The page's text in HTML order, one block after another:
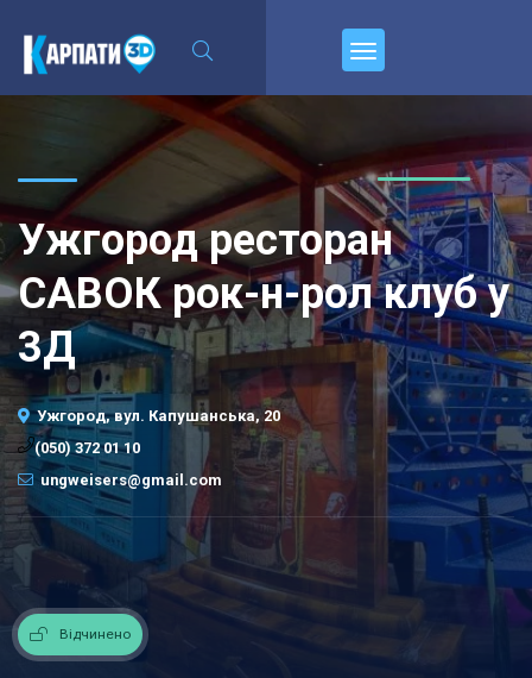
Ужгород ресторан
САВОК рок-н-рол клуб у
3Д
Ужгород, вул. Капушанська, 20
(050) 372 01 10
ungweisers@gmail.com
Відчинено